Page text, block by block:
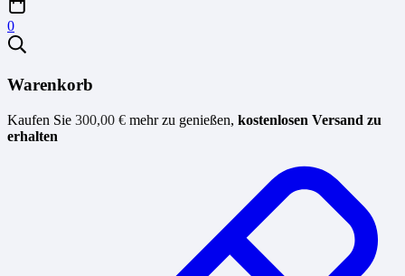
0
Warenkorb
Kaufen Sie 300,00 € mehr zu genießen, kostenlosen Versand zu
erhalten